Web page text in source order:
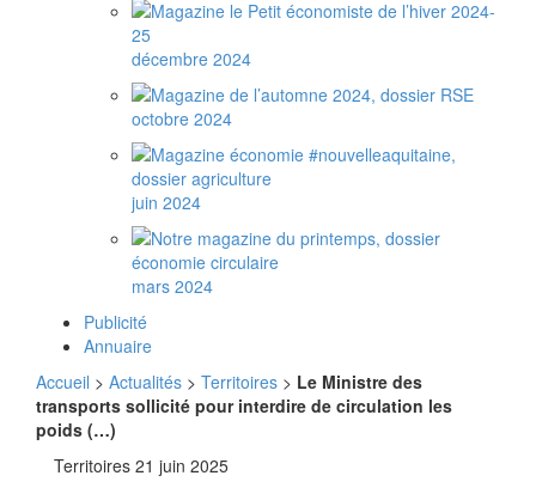
décembre 2024
octobre 2024
juin 2024
mars 2024
Publicité
Annuaire
Accueil > Actualités > Territoires > Le Ministre des
transports sollicité pour interdire de circulation les
poids (…)
Territoires 21 juin 2025